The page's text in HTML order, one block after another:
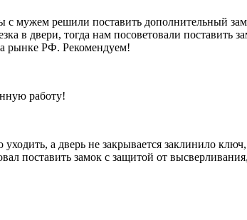
мужем решили поставить дополнительный
в двери, тогда нам посоветовали поставить
рынке РФ. Рекомендуем!
работу!
а дверь не закрывается заклинило
поставить замок с защитой от